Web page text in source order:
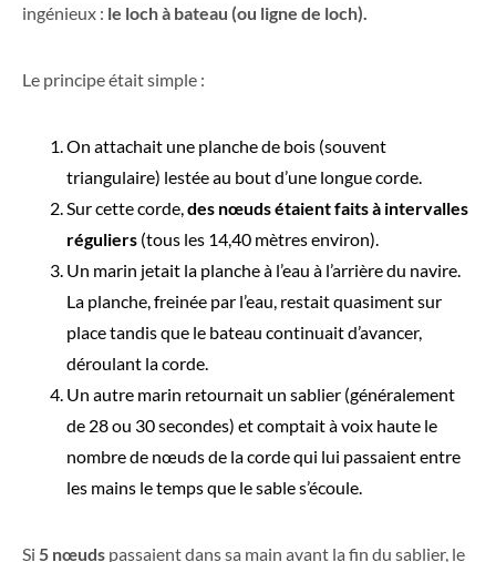
ingénieux : le loch à bateau (ou ligne de loch).
Le principe était simple :
On attachait une planche de bois (souvent
triangulaire) lestée au bout d’une longue corde.
Sur cette corde,des nœuds étaient faits à intervalles
réguliers (tous les 14,40 mètres environ).
Un marin jetait la planche à l’eau à l’arrière du navire.
La planche, freinée par l’eau, restait quasiment sur
place tandis que le bateau continuait d’avancer,
déroulant la corde.
Un autre marin retournait un sablier (généralement
de 28 ou 30 secondes) et comptait à voix haute le
nombre de nœuds de la corde qui lui passaient entre
les mains le temps que le sable s’écoule.
Si 5 nœuds passaient dans sa main avant la fin du sablier, le